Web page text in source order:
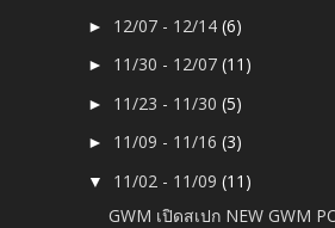
► 12/07 - 12/14(6)
► 11/30 - 12/07(11)
► 11/23 - 11/30(5)
► 11/09 - 11/16(3)
▼ 11/02 - 11/09(11)
GWM เปิดสเปก NEW GWM